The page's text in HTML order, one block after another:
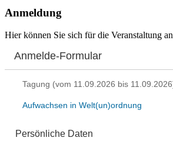
Anmeldung
Hier können Sie sich für die Veranstaltung